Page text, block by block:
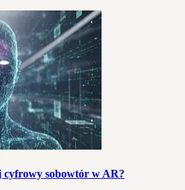
cyfrowy sobowtór w AR?